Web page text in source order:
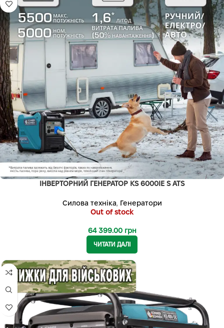
ІНВЕРТОРНИЙ ГЕНЕРАТОР KS 6000IE S ATS
Силова техніка, Генератори
Out of stock
64 399.00 грн
ЧИТАТИ ДАЛІ